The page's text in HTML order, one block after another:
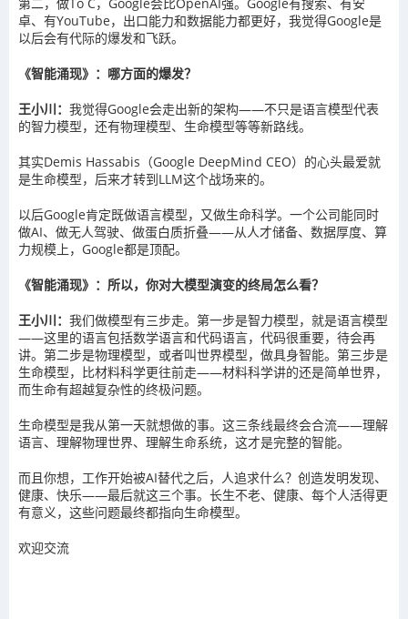
卓、有YouTube，出口能力和数据能力都更好，我觉得Google是
以后会有代际的爆发和飞跃。
《智能涌现》：哪方面的爆发？
王小川： 我觉得Google会走出新的架构——不只是语言模型代表
的智力模型，还有物理模型、生命模型等等新路线。
其实Demis Hassabis（Google DeepMind CEO）的心头最爱就
是生命模型，后来才转到LLM这个战场来的。
以后Google肯定既做语言模型，又做生命科学。一个公司能同时
做AI、做无人驾驶、做蛋白质折叠——从人才储备、数据厚度、算
力规模上，Google都是顶配。
《智能涌现》：所以，你对大模型演变的终局怎么看？
王小川： 我们做模型有三步走。第一步是智力模型，就是语言模型
——这里的语言包括数学语言和代码语言，代码很重要，待会再
讲。第二步是物理模型，或者叫世界模型，做具身智能。第三步是
生命模型，比材料科学更往前走——材料科学讲的还是简单世界，
而生命有超越复杂性的终极问题。
生命模型是我从第一天就想做的事。这三条线最终会合流——理解
语言、理解物理世界、理解生命系统，这才是完整的智能。
而且你想，工作开始被AI替代之后，人追求什么？创造发明发现、
健康、快乐——最后就这三个事。长生不老、健康、每个人活得更
有意义，这些问题最终都指向生命模型。
欢迎交流